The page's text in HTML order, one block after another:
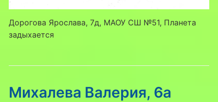
Дорогова Ярослава, 7д, МАОУ СШ №51, Планета
задыхается
Михалева Валерия, 6а